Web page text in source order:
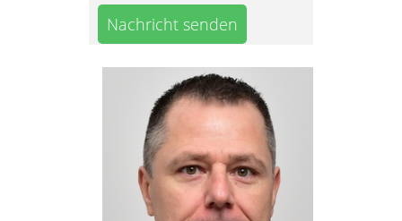
Nachricht senden